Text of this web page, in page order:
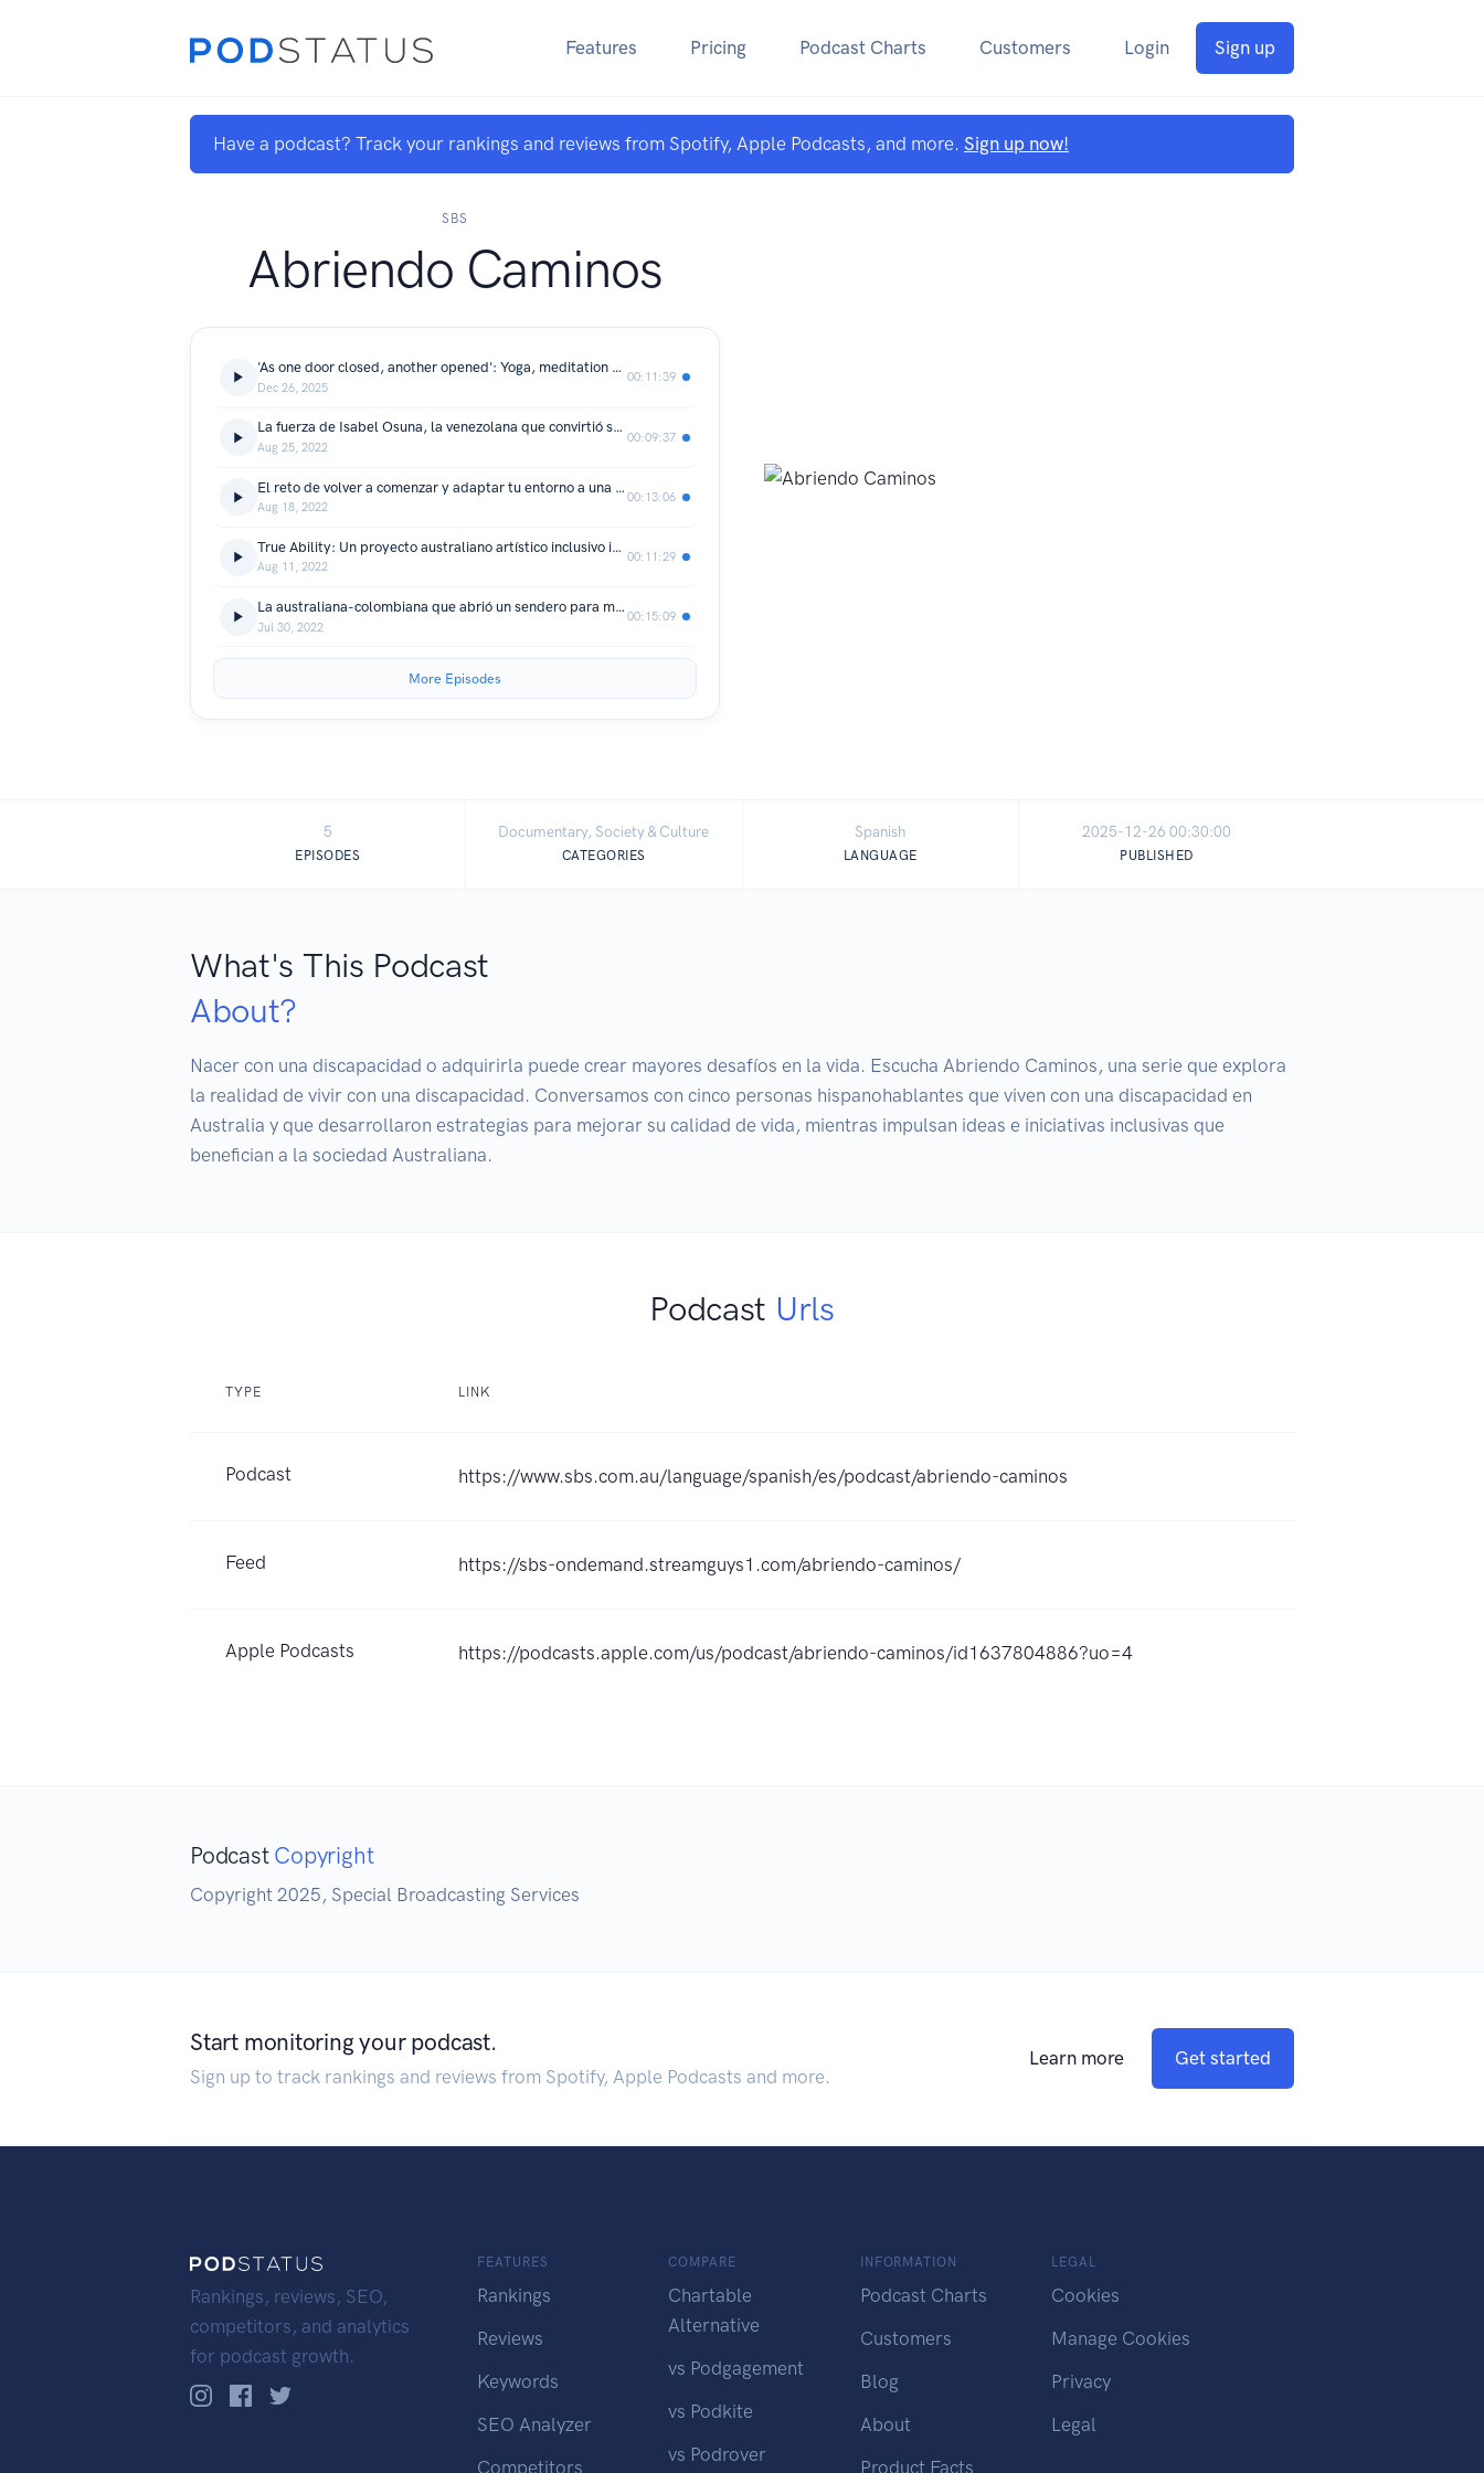
Features Pricing Podcast Charts Customers Login Sign up
Have a podcast? Track your rankings and reviews from Spotify, Apple Podcasts, and more. Sign up now!
SBS
Abriendo Caminos
'As one door closed, another opened': Yoga, meditation helped Osvaldo come to terms with major vision loss - Yoga y meditación, herramientas con beneficios visibles | Ep 2
Dec 26, 2025
00:11:39
La fuerza de Isabel Osuna, la venezolana que convirtió su discapacidad en herramienta de ayuda en Australia| Ep 5
Aug 25, 2022
00:09:37
El reto de volver a comenzar y adaptar tu entorno a una vida con una discapacidad “no visible” | Ep 4
Aug 18, 2022
00:13:06
True Ability: Un proyecto australiano artístico inclusivo inspirado en Venezuela | Ep3
Aug 11, 2022
00:11:29
La australiana-colombiana que abrió un sendero para mejorar la movilidad en “beneficio de todos” | Ep 1
Jul 30, 2022
00:15:09
More Episodes
5
EPISODES
Documentary, Society & Culture
CATEGORIES
Spanish
LANGUAGE
2025-12-26 00:30:00
PUBLISHED
What's This Podcast
About?
Nacer con una discapacidad o adquirirla puede crear mayores desafíos en la vida. Escucha Abriendo Caminos, una serie que explora
la realidad de vivir con una discapacidad. Conversamos con cinco personas hispanohablantes que viven con una discapacidad en
Australia y que desarrollaron estrategias para mejorar su calidad de vida, mientras impulsan ideas e iniciativas inclusivas que
benefician a la sociedad Australiana.
Podcast Urls
TYPE LINK
Podcast https://www.sbs.com.au/language/spanish/es/podcast/abriendo-caminos
Feed https://sbs-ondemand.streamguys1.com/abriendo-caminos/
Apple Podcasts https://podcasts.apple.com/us/podcast/abriendo-caminos/id1637804886?uo=4
Podcast Copyright
Copyright 2025, Special Broadcasting Services
Start monitoring your podcast.
Sign up to track rankings and reviews from Spotify, Apple Podcasts and more.
Learn more Get started
Rankings, reviews, SEO,
competitors, and analytics
for podcast growth.
FEATURES
Rankings
Reviews
Keywords
SEO Analyzer
Competitors
COMPARE
Chartable
Alternative
vs Podgagement
vs Podkite
vs Podrover
INFORMATION
Podcast Charts
Customers
Blog
About
Product Facts
LEGAL
Cookies
Manage Cookies
Privacy
Legal